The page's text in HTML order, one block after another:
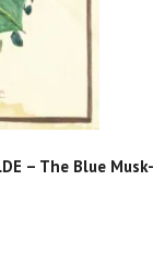
– The Blue